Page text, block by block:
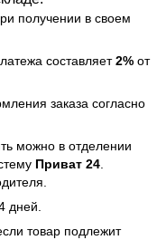
получении в своем
составляет2% от
заказа согласно
можно в отделении
Приват 24
дней.
товар подлежит